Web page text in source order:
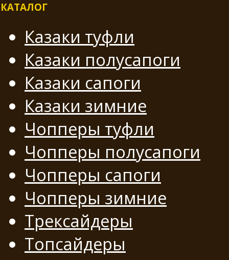
КАТАЛОГ
Казаки туфли
Казаки полусапоги
Казаки сапоги
Казаки зимние
Чопперы туфли
Чопперы полусапоги
Чопперы сапоги
Чопперы зимние
Трексайдеры
Топсайдеры